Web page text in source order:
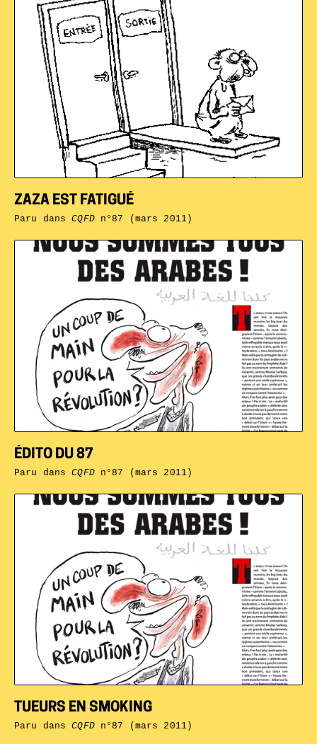
TUEURS EN SMOKING
Paru dansCQFDn°87 (mars 2011)
ÉDITO DU 87
Paru dansCQFDn°87 (mars 2011)
ZAZA EST FATIGUÉ
Paru dansCQFDn°87 (mars 2011)